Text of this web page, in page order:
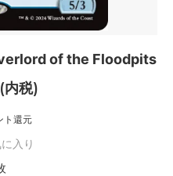
of the Floodpits
税)
ト還元
入り